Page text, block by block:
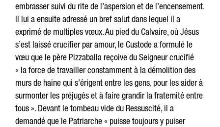
embrasser suivi du rite de l’aspersion et de l’encensement.
Il lui a ensuite adressé un bref salut dans lequel il a
exprimé de multiples vœux. Au pied du Calvaire, où Jésus
s’est laissé crucifier par amour, le Custode a formulé le
vœu que le père Pizzaballa reçoive du Seigneur crucifié
« la force de travailler constamment à la démolition des
murs de haine qui s’érigent entre les gens, pour les aider à
surmonter les préjugés et à faire grandir la fraternité entre
tous ». Devant le tombeau vide du Ressuscité, il a
demandé que le Patriarche « puisse toujours y puiser